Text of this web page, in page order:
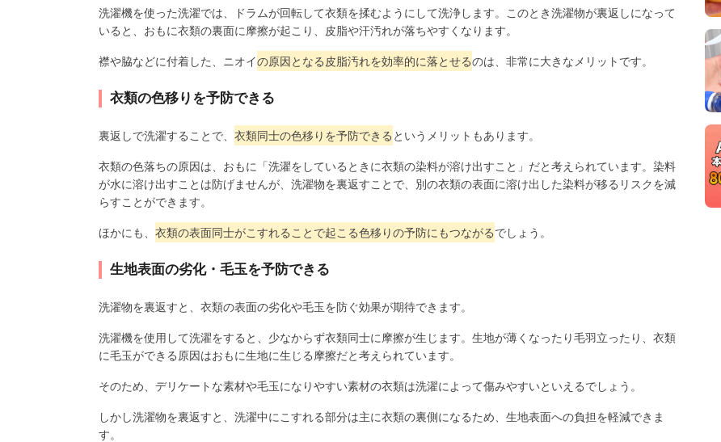
洗濯機を使った洗濯では、ドラムが回転して衣類を揉むようにして洗浄します。このとき洗濯物が裏返しになって
いると、おもに衣類の裏面に摩擦が起こり、皮脂や汗汚れが落ちやすくなります。
襟や脇などに付着した、ニオイの原因となる皮脂汚れを効率的に落とせるのは、非常に大きなメリットです。
衣類の色移りを予防できる
裏返しで洗濯することで、 衣類同士の色移りを予防できる というメリットもあります。
衣類の色落ちの原因は、おもに「洗濯をしているときに衣類の染料が溶け出すこと」だと考えられています。染料
が水に溶け出すことは防げませんが、洗濯物を裏返すことで、別の衣類の表面に溶け出した染料が移るリスクを減
らすことができます。
ほかにも、 衣類の表面同士がこすれることで起こる色移りの予防にもつながるでしょう。
生地表面の劣化・毛玉を予防できる
洗濯物を裏返すと、衣類の表面の劣化や毛玉を防ぐ効果が期待できます。
洗濯機を使用して洗濯をすると、少なからず衣類同士に摩擦が生じます。生地が薄くなったり毛羽立ったり、衣類
に毛玉ができる原因はおもに生地に生じる摩擦だと考えられています。
そのため、デリケートな素材や毛玉になりやすい素材の衣類は洗濯によって傷みやすいといえるでしょう。
しかし洗濯物を裏返すと、洗濯中にこすれる部分は主に衣類の裏側になるため、生地表面への負担を軽減できま
す。